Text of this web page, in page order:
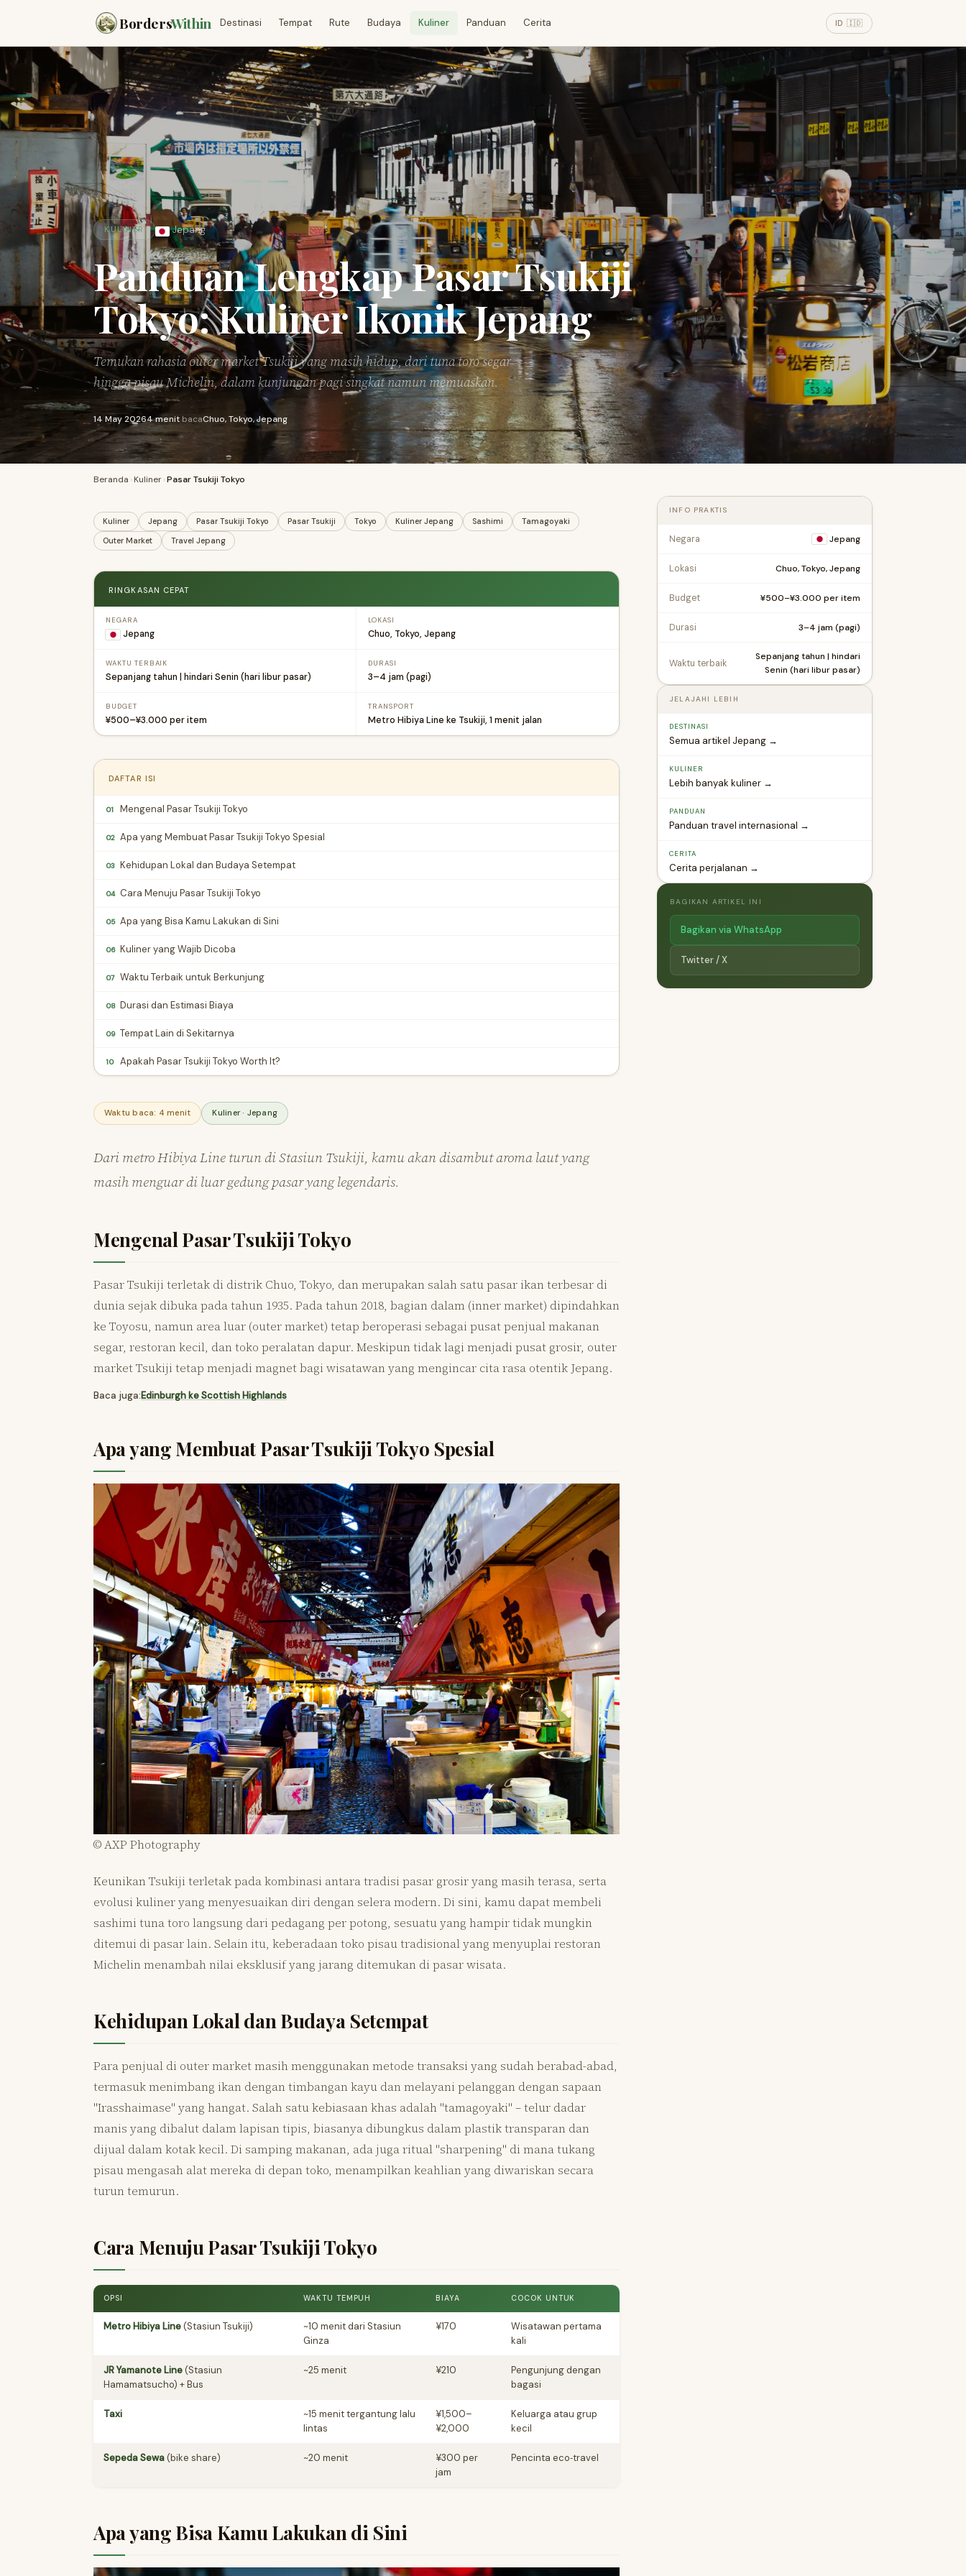
BordersWithin Destinasi Tempat Rute Budaya Kuliner Panduan Cerita ID 🇮🇩
KULINER Jepang
Panduan Lengkap Pasar Tsukiji
Tokyo: Kuliner Ikonik Jepang
Temukan rahasia outer market Tsukiji yang masih hidup, dari tuna toro segar
hingga pisau Michelin, dalam kunjungan pagi singkat namun memuaskan.
14 May 20264 menit bacaChuo, Tokyo, Jepang
Beranda ›Kuliner›Pasar Tsukiji Tokyo
Kuliner Jepang Pasar Tsukiji Tokyo Pasar Tsukiji Tokyo Kuliner Jepang Sashimi
Tamagoyaki
Outer Market
Travel Jepang
RINGKASAN CEPAT
NEGARA
Jepang
LOKASI
Chuo, Tokyo, Jepang
WAKTU TERBAIK
Sepanjang tahun | hindari Senin (hari libur pasar)
DURASI
3–4 jam (pagi)
BUDGET
¥500–¥3.000 per item
TRANSPORT
Metro Hibiya Line ke Tsukiji, 1 menit jalan
DAFTAR ISI
01 Mengenal Pasar Tsukiji Tokyo
02 Apa yang Membuat Pasar Tsukiji Tokyo Spesial
03 Kehidupan Lokal dan Budaya Setempat
04 Cara Menuju Pasar Tsukiji Tokyo
05 Apa yang Bisa Kamu Lakukan di Sini
06 Kuliner yang Wajib Dicoba
07 Waktu Terbaik untuk Berkunjung
08 Durasi dan Estimasi Biaya
09 Tempat Lain di Sekitarnya
10 Apakah Pasar Tsukiji Tokyo Worth It?
Waktu baca: 4 menit Kuliner · Jepang
Dari metro Hibiya Line turun di Stasiun Tsukiji, kamu akan disambut aroma laut yang
masih menguar di luar gedung pasar yang legendaris.
Mengenal Pasar Tsukiji Tokyo
Pasar Tsukiji terletak di distrik Chuo, Tokyo, dan merupakan salah satu pasar ikan terbesar di
dunia sejak dibuka pada tahun 1935. Pada tahun 2018, bagian dalam (inner market) dipindahkan
ke Toyosu, namun area luar (outer market) tetap beroperasi sebagai pusat penjual makanan
segar, restoran kecil, dan toko peralatan dapur. Meskipun tidak lagi menjadi pusat grosir, outer
market Tsukiji tetap menjadi magnet bagi wisatawan yang mengincar cita rasa otentik Jepang.
Baca juga:Edinburgh ke Scottish Highlands
Apa yang Membuat Pasar Tsukiji Tokyo Spesial
© AXP Photography
Keunikan Tsukiji terletak pada kombinasi antara tradisi pasar grosir yang masih terasa, serta
evolusi kuliner yang menyesuaikan diri dengan selera modern. Di sini, kamu dapat membeli
sashimi tuna toro langsung dari pedagang per potong, sesuatu yang hampir tidak mungkin
ditemui di pasar lain. Selain itu, keberadaan toko pisau tradisional yang menyuplai restoran
Michelin menambah nilai eksklusif yang jarang ditemukan di pasar wisata.
Kehidupan Lokal dan Budaya Setempat
Para penjual di outer market masih menggunakan metode transaksi yang sudah berabad-abad,
termasuk menimbang ikan dengan timbangan kayu dan melayani pelanggan dengan sapaan
"Irasshaimase" yang hangat. Salah satu kebiasaan khas adalah "tamagoyaki" – telur dadar
manis yang dibalut dalam lapisan tipis, biasanya dibungkus dalam plastik transparan dan
dijual dalam kotak kecil. Di samping makanan, ada juga ritual "sharpening" di mana tukang
pisau mengasah alat mereka di depan toko, menampilkan keahlian yang diwariskan secara
turun temurun.
Cara Menuju Pasar Tsukiji Tokyo
OPSI WAKTU TEMPUH BIAYA COCOK UNTUK
Metro Hibiya Line(Stasiun Tsukiji)
~10 menit dari Stasiun
Ginza
¥170
Wisatawan pertama
kali
JR Yamanote Line(Stasiun
Hamamatsucho) + Bus
~25 menit ¥210
Pengunjung dengan
bagasi
Taxi
~15 menit tergantung lalu
lintas
¥1,500–
¥2,000
Keluarga atau grup
kecil
Sepeda Sewa(bike share) ~20 menit
¥300 per
jam
Pencinta eco‑travel
Apa yang Bisa Kamu Lakukan di Sini
INFO PRAKTIS
Negara Jepang
Lokasi Chuo, Tokyo, Jepang
Budget ¥500–¥3.000 per item
Durasi 3–4 jam (pagi)
Waktu terbaik
Sepanjang tahun | hindari
Senin (hari libur pasar)
JELAJAHI LEBIH
DESTINASI
Semua artikel Jepang →
KULINER
Lebih banyak kuliner →
PANDUAN
Panduan travel internasional →
CERITA
Cerita perjalanan →
BAGIKAN ARTIKEL INI
Bagikan via WhatsApp
Twitter / X